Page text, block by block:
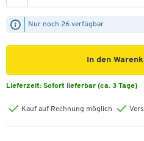
Nur noch 26 verfügbar
In den
Lieferzeit: Sofort lieferbar (ca. 3 Tage)
Kauf auf Rechnung möglich